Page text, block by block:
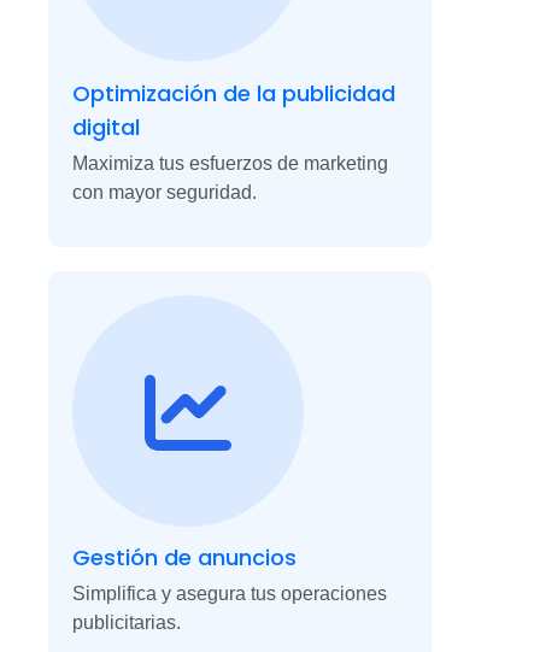
Optimización de la publicidad
digital
Maximiza tus esfuerzos de marketing
con mayor seguridad.
Gestión de anuncios
Simplifica y asegura tus operaciones
publicitarias.